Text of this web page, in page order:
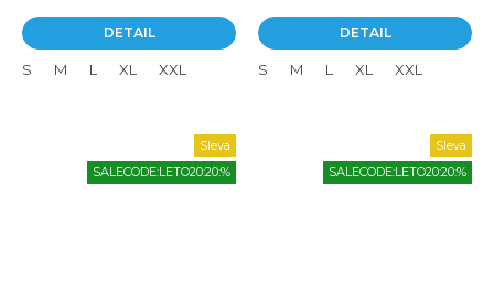
DETAIL
S M L XL XXL
DETAIL
S M L XL XXL
Sleva
SALECODE:LETO20:20:%
Sleva
SALECODE:LETO20:20:%